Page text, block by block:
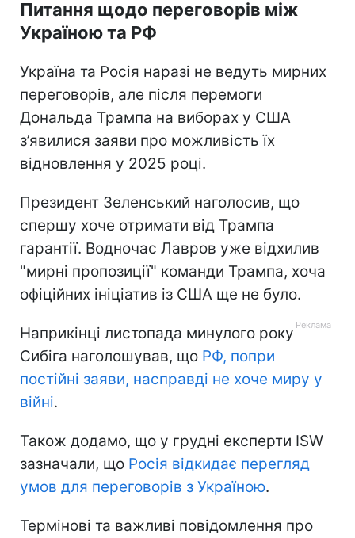
Питання щодо переговорів між
Україною та РФ
Україна та Росія наразі не ведуть мирних
переговорів, але після перемоги
Дональда Трампа на виборах у США
з’явилися заяви про можливість їх
відновлення у 2025 році.
Президент Зеленський наголосив, що
спершу хоче отримати від Трампа
гарантії. Водночас Лавров уже відхилив
"мирні пропозиції" команди Трампа, хоча
офіційних ініціатив із США ще не було.
Наприкінці листопада минулого року
Сибіга наголошував, що РФ, попри
постійні заяви, насправді не хоче миру у
війні.
Також додамо, що у грудні експерти ISW
зазначали, що Росія відкидає перегляд
умов для переговорів з Україною.
Термінові та важливі повідомлення про